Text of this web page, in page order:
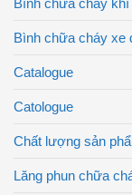
Bình chữa cháy
Bình chữa cháy xe
Catalogue
Catologue
Chất lượng sản
Lăng phun chữa